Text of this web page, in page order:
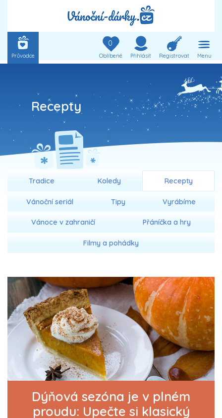
Průvodce
0
Oblíbené Přihlásit Registrovat Menu
Recepty
Tradice Koledy Recepty
Vánoční seriál Tipy Vyrábíme
Vánoce v zahraničí Přáníčka a hry
Filmy a pohádky
Dýňová sezóna je v plném
proudu: Upečte si klasický